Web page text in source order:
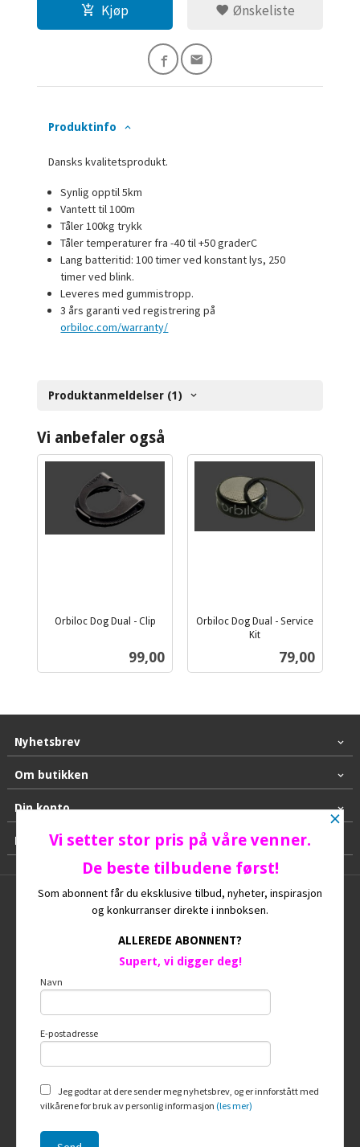
Kjøp Ønskeliste
Produktinfo
Dansks kvalitetsprodukt.
Synlig opptil 5km
Vantett til 100m
Tåler 100kg trykk
Tåler temperaturer fra -40 til +50 graderC
Lang batteritid: 100 timer ved konstant lys, 250
timer ved blink.
Leveres med gummistropp.
3 års garanti ved registrering på
orbiloc.com/warranty/
Produktanmeldelser (1)
Vi anbefaler også
Orbiloc Dog Dual - Clip
Pris
99,00
Orbiloc Dog Dual - Service
Kit
Pris
79,00
Nyhetsbrev
Om butikken
Din konto
Kontakt oss
Kjøpsbetingelser Sikkerhet og personvern
Nyhetsbrev Ofte stilte spørsmål
© HUNDEGAARD
Vår nettbutikk bruker cookies slik at du
hovedsaklig til å lagre
innloggingsdetaljer og huske hva du
bruke siden som normalt om du godtar
×
Vi setter stor pris på våre venner.
De beste tilbudene først!
Som abonnent får du eksklusive tilbud, nyheter, inspirasjon
og konkurranser direkte i innboksen.
ALLEREDE ABONNENT?
Supert, vi digger deg!
Navn
E-postadresse
Jeg godtar at dere sender meg nyhetsbrev, og er innforstått med
vilkårene for bruk av personlig informasjon (les mer)